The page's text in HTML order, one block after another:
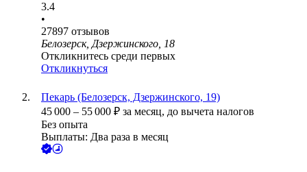
3.4
•
27897 отзывов
Белозерск, Дзержинского, 18
Откликнитесь среди первых
Откликнуться
Пекарь (Белозерск, Дзержинского, 19)
45 000 – 55 000 ₽ за месяц, до вычета налогов
Без опыта
Выплаты: Два раза в месяц